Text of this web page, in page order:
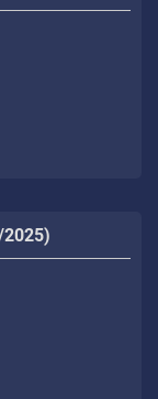
2025)